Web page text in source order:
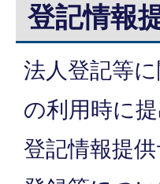
登記情報
法人登記等
の利用時に
登記情報提